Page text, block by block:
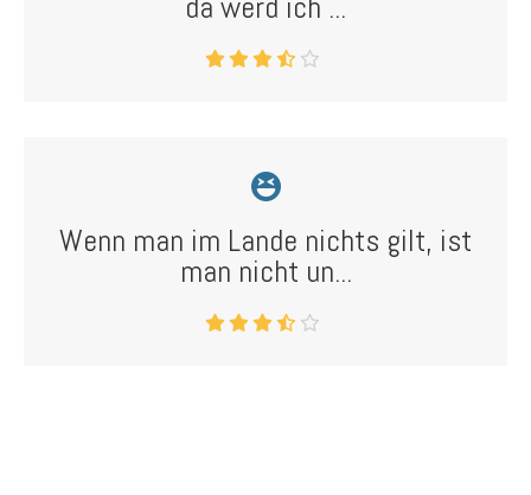
Wenn man im Lande nichts gilt, ist
man nicht un...